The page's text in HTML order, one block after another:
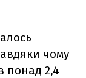
чому
понад 2,4